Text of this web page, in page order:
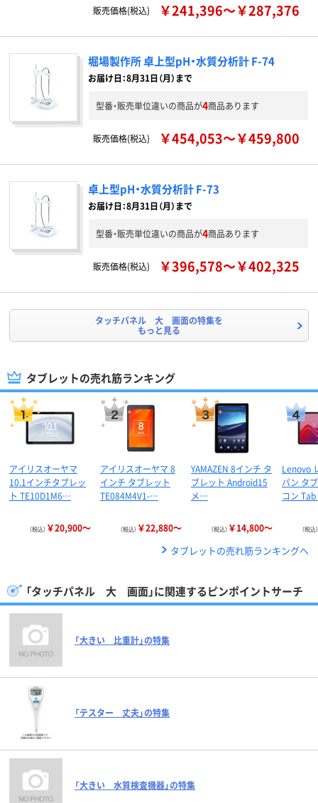
販売価格(税込) ￥241,396～￥287,376
堀場製作所 卓上型pH・水質分析計 F-74
お届け日：8月31日（月）まで
型番・販売単位違いの商品が4商品あります
販売価格(税込) ￥454,053～￥459,800
卓上型pH・水質分析計 F-73
お届け日：8月31日（月）まで
型番・販売単位違いの商品が4商品あります
販売価格(税込) ￥396,578～￥402,325
タッチパネル 大 画面の特集を
もっと見る
タブレットの売れ筋ランキング
アイリスオーヤマ
10.1インチタブレッ
ト TE10D1M6…
（税込） ￥20,900～
アイリスオーヤマ 8
インチ タブレット
TE084M4V1-…
（税込） ￥22,880～
YAMAZEN 8インチ タ
ブレット Android15
メ…
（税込） ￥14,800～
Lenovo
パン タ
コン
（税込）
タブレットの売れ筋ランキングへ
「タッチパネル 大 画面」に関連するピンポイントサーチ
「大きい 比重計」の特集
「テスター 丈夫」の特集
「大きい 水質検査機器」の特集